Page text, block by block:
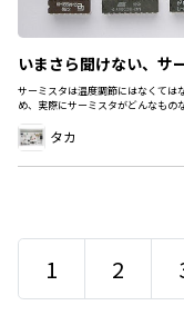
いまさら聞けない、サ
サーミスタは温度調節にはなくては
め、実際にサーミスタがどんなもの
タカ
1 2